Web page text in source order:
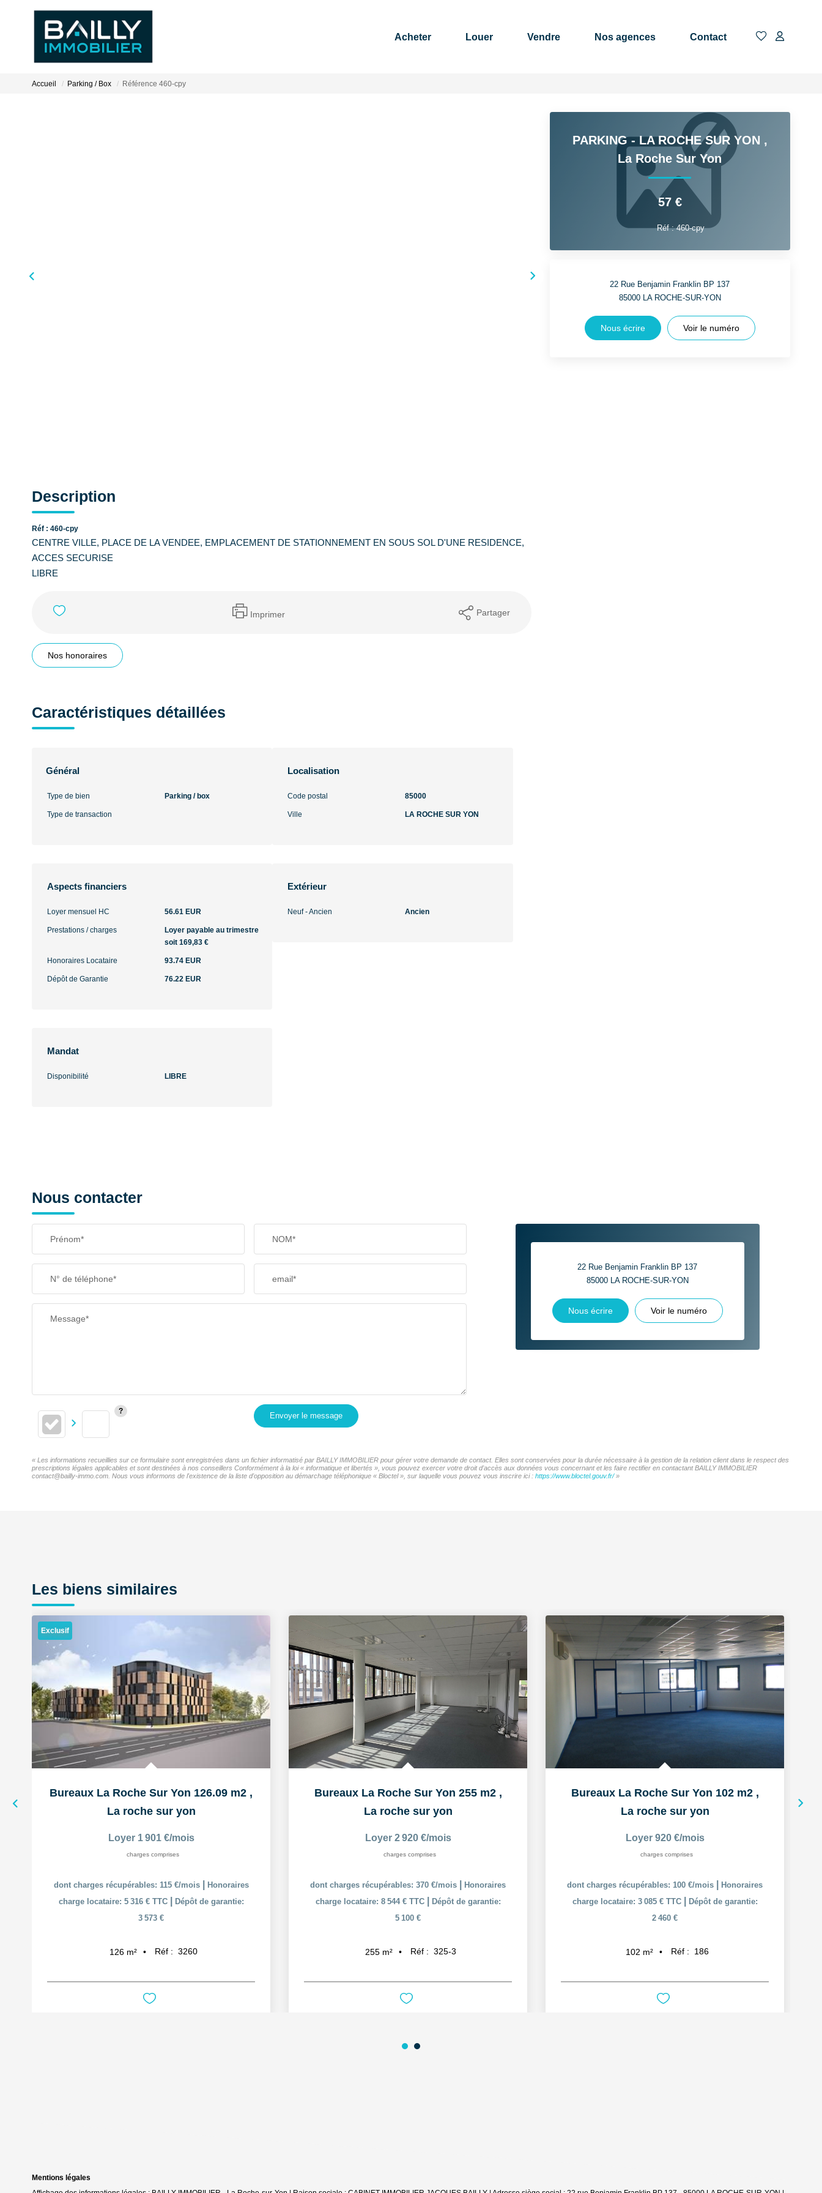
Acheter Louer Vendre Nos agences Contact
Accueil Parking / Box Référence 460-cpy
Description
Réf : 460-cpy
CENTRE VILLE, PLACE DE LA VENDEE, EMPLACEMENT DE STATIONNEMENT EN SOUS SOL D'UNE RESIDENCE,
ACCES SECURISE
LIBRE
Imprimer Partager
Nos honoraires
Caractéristiques détaillées
Général
Type de bien Parking / box
Type de transaction
Localisation
Code postal 85000
Ville LA ROCHE SUR YON
Aspects financiers
Loyer mensuel HC 56.61 EUR
Prestations / charges
Loyer payable au trimestre
soit 169,83 €
Honoraires Locataire 93.74 EUR
Dépôt de Garantie 76.22 EUR
Extérieur
Neuf - Ancien Ancien
Mandat
Disponibilité LIBRE
PARKING - LA ROCHE SUR YON ,
La Roche Sur Yon
57 €
Réf :460-cpy
22 Rue Benjamin Franklin BP 137
85000 LA ROCHE-SUR-YON
Nous écrire Voir le numéro
Nous contacter
Prénom* NOM*
N° de téléphone* email*
Message*
Envoyer le message
22 Rue Benjamin Franklin BP 137
85000 LA ROCHE-SUR-YON
Nous écrire Voir le numéro
« Les informations recueillies sur ce formulaire sont enregistrées dans un fichier informatisé par BAILLY IMMOBILIER pour gérer votre demande de contact. Elles sont conservées pour la durée nécessaire à la gestion de la relation client dans le respect des
prescriptions légales applicables et sont destinées à nos conseillers Conformément à la loi « informatique et libertés », vous pouvez exercer votre droit d'accès aux données vous concernant et les faire rectifier en contactant BAILLY IMMOBILIER
contact@bailly-immo.com. Nous vous informons de l'existence de la liste d'opposition au démarchage téléphonique « Bloctel », sur laquelle vous pouvez vous inscrire ici : https://www.bloctel.gouv.fr/»
Les biens similaires
Exclusif
Bureaux La Roche Sur Yon 126.09 m2 ,
La roche sur yon
Loyer 1 901 €/mois
charges comprises
dont charges récupérables: 115 €/mois
Honoraires
charge locataire: 5 316 € TTC
Dépôt de garantie:
3 573 €
126 m² Réf : 3260
Bureaux La Roche Sur Yon 255 m2 ,
La roche sur yon
Loyer 2 920 €/mois
charges comprises
dont charges récupérables: 370 €/mois
Honoraires
charge locataire: 8 544 € TTC
Dépôt de garantie:
5 100 €
255 m² Réf : 325-3
Bureaux La Roche Sur Yon 102 m2 ,
La roche sur yon
Loyer 920 €/mois
charges comprises
dont charges récupérables: 100 €/mois
Honoraires
charge locataire: 3 085 € TTC
Dépôt de garantie:
2 460 €
102 m² Réf : 186
Mentions légales